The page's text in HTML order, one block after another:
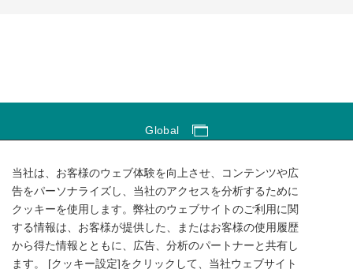
Global
サイトのご利用にあたって
ソーシャルメディアポリシー
個人情報保護方針
サイトマップ
当社は、お客様のウェブ体験を向上させ、コンテンツや広
告をパーソナライズし、当社のアクセスを分析するために
クッキーを使用します。弊社のウェブサイトのご利用に関
する情報は、お客様が提供した、またはお客様の使用履歴
から得た情報とともに、広告、分析のパートナーと共有し
ます。 [クッキー設定]をクリックして、当社ウェブサイト